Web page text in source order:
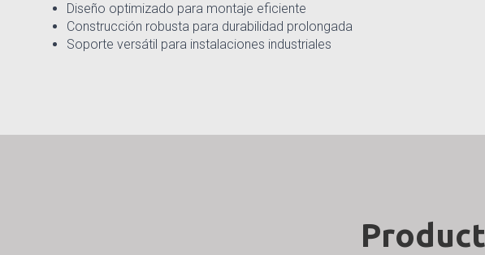
Diseño optimizado para montaje eficiente
Construcción robusta para durabilidad prolongada
Soporte versátil para instalaciones industriales